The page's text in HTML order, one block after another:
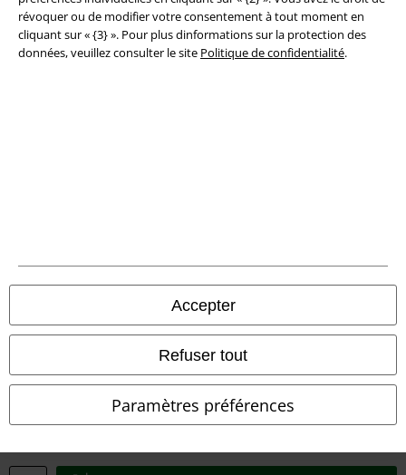
révoquer ou de modifier votre consentement à tout moment en
cliquant sur « {3} ». Pour plus dinformations sur la protection des
données, veuillez consulter le site Politique de confidentialité.
Accepter
Refuser tout
Paramètres préférences
Clauses de confidentialité
Élimination des déchets et protection de l'environnement
Tous nos prix sont T.T.C. Cependant, ils ne comprennent pasles frais
denvoi.
© 1986-2026 Large Popmerchandising BV
Boutiques en ligne EMP